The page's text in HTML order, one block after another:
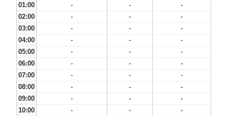
01:00
- -
-
02:00
- -
-
03:00
- -
-
04:00
- -
-
05:00
- -
-
06:00
- -
-
07:00
- -
-
08:00
- -
-
09:00
- -
-
10:00
- -
-